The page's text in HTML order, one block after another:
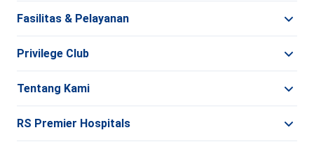
Fasilitas & Pelayanan
Privilege Club
Tentang Kami
RS Premier Hospitals